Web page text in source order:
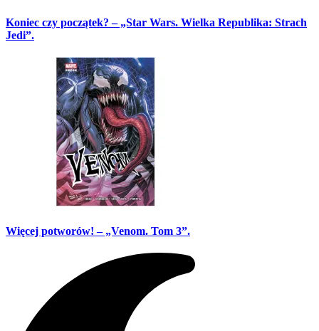
Koniec czy początek? – „Star Wars. Wielka Republika: Strach
Jedi”.
Więcej potworów! – „Venom. Tom 3”.